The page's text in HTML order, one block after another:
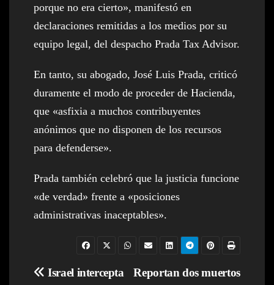
porque no era cierto», manifestó en
declaraciones remitidas a los medios por su
equipo legal, del despacho Prada Tax Advisor.
En tanto, su abogado, José Luis Prada, criticó
duramente el modo de proceder de Hacienda,
que «asfixia a muchos contribuyentes
anónimos que no disponen de los recursos
para defenderse».
Prada también celebró que la justicia funcione
«de verdad» frente a «posiciones
administrativas inaceptables».
Navegación
Reportan dos muertos
Israel intercepta